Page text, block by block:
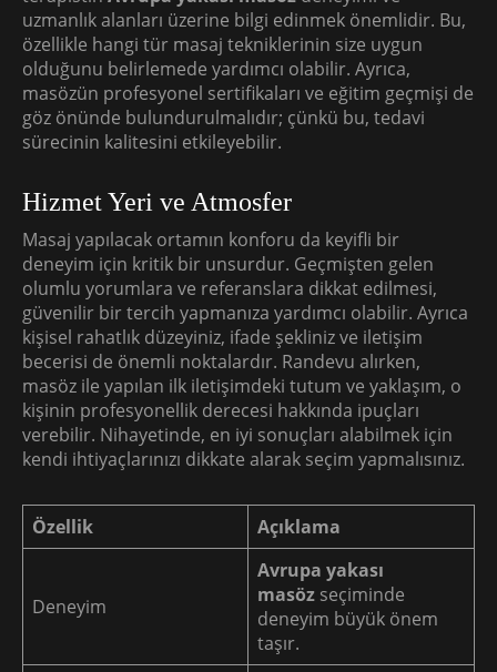
uzmanlık alanları üzerine bilgi edinmek önemlidir. Bu,
özellikle hangi tür masaj tekniklerinin size uygun
olduğunu belirlemede yardımcı olabilir. Ayrıca,
masözün profesyonel sertifikaları ve eğitim geçmişi de
göz önünde bulundurulmalıdır; çünkü bu, tedavi
sürecinin kalitesini etkileyebilir.
Hizmet Yeri ve Atmosfer
Masaj yapılacak ortamın konforu da keyifli bir
deneyim için kritik bir unsurdur. Geçmişten gelen
olumlu yorumlara ve referanslara dikkat edilmesi,
güvenilir bir tercih yapmanıza yardımcı olabilir. Ayrıca
kişisel rahatlık düzeyiniz, ifade şekliniz ve iletişim
becerisi de önemli noktalardır. Randevu alırken,
masöz ile yapılan ilk iletişimdeki tutum ve yaklaşım, o
kişinin profesyonellik derecesi hakkında ipuçları
verebilir. Nihayetinde, en iyi sonuçları alabilmek için
kendi ihtiyaçlarınızı dikkate alarak seçim yapmalısınız.
Özellik Açıklama
Deneyim
Avrupa yakası
masöz seçiminde
deneyim büyük önem
taşır.